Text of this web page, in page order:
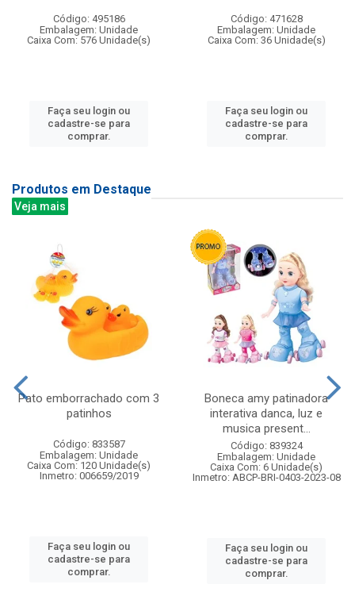
Código: 495186
Embalagem: Unidade
Caixa Com: 576 Unidade(s)
Faça seu login ou
cadastre-se para
comprar.
Código: 471628
Embalagem: Unidade
Caixa Com: 36 Unidade(s)
Faça seu login ou
cadastre-se para
comprar.
Produtos em Destaque
Veja mais
Pato emborrachado com 3
patinhos
Código: 833587
Embalagem: Unidade
Caixa Com: 120 Unidade(s)
Inmetro: 006659/2019
Faça seu login ou
cadastre-se para
comprar.
Boneca amy patinadora
interativa danca, luz e
musica present...
Código: 839324
Embalagem: Unidade
Caixa Com: 6 Unidade(s)
Inmetro: ABCP-BRI-0403-2023-08
Faça seu login ou
cadastre-se para
comprar.